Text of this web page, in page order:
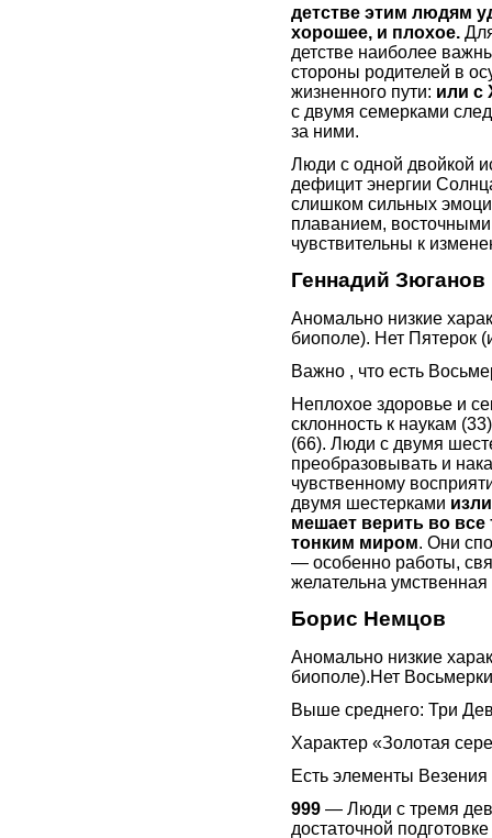
детстве этим людям
хорошее, и плохое.
детстве наиболее
стороны родителей в
жизненного пути: или с
с двумя семерками
за ними.
Люди с одной двойкой
дефицит энергии
слишком сильных
плаванием,
чувствительны к
Геннадий Зюганов
Аномально низкие
биополе). Нет Пятерок
Важно , что есть
Неплохое здоровье и
склонность к наукам
(66). Люди с двумя
преобразовывать и
чувственному
двумя шестерками
мешает верить во
тонким миром. Они
— особенно работы,
желательна умственная
Борис Немцов
Аномально низкие
биополе).Нет
Выше среднего: Три
Характер «Золотая
Есть элементы Везения
999 — Люди с тремя
достаточной